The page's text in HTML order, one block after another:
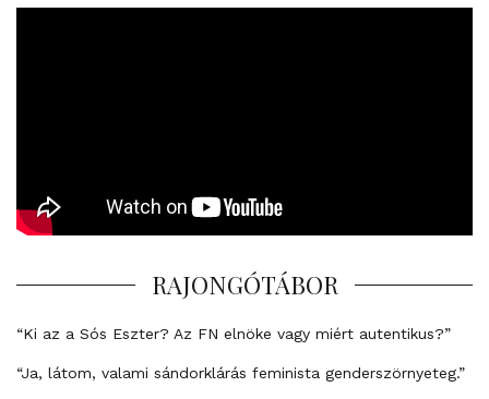
RAJONGÓTÁBOR
“Ki az a Sós Eszter? Az FN elnöke vagy miért autentikus?”
“Ja, látom, valami sándorklárás feminista genderszörnyeteg.”